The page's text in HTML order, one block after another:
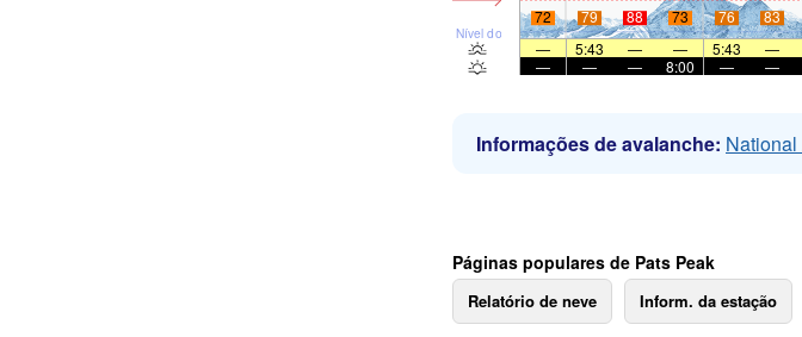
Nível do mar
72
79 88 73 76 83
—
5:43 — — 5:43 —
—
— — 8:00 — —
Informações de avalanche:
Páginas populares de Pats Peak
Relatório de neve Inform. da estação